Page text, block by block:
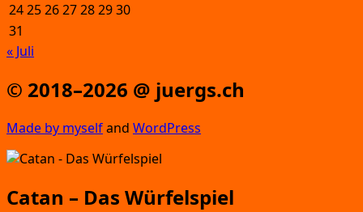
24252627282930
31
« Juli
© 2018–2026 @ juergs.ch
Made by mys­elfand Word­Press
Catan – Das Würfelspiel